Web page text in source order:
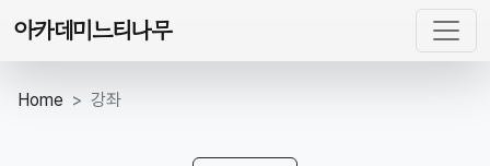
아카데미느티나무
Home 강좌